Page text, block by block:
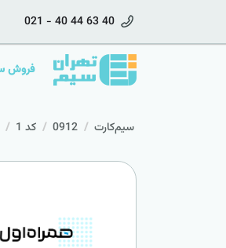
021 - 40 44 63 40
فروش
سیم‌کارت 0912 کد 1